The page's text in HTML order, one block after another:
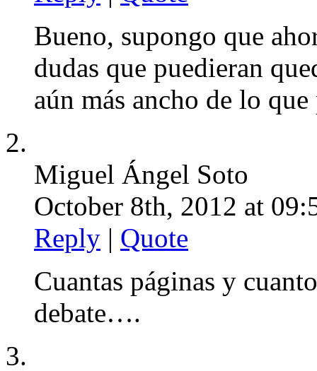
Bueno, supongo que
dudas que puedieran
aún más ancho de lo
Miguel Ángel Soto
October 8th, 2012 at
Reply | Quote
Cuantas páginas y
debate….